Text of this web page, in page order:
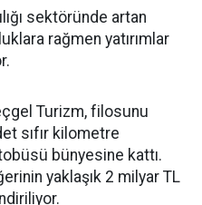
sektöründe artan
rağmen yatırımlar
Turizm, filosunu
sıfır kilometre
bünyesine kattı.
yaklaşık 2 milyar TL